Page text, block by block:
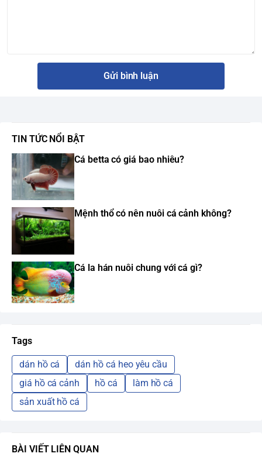
Gửi bình luận
TIN TỨC NỔI BẬT
Cá betta có giá bao nhiêu?
Mệnh thổ có nên nuôi cá cảnh không?
Cá la hán nuôi chung với cá gì?
Tags
dán hồ cá
dán hồ cá heo yêu cầu
giá hồ cá cảnh
hồ cá
làm hồ cá
sản xuất hồ cá
BÀI VIẾT LIÊN QUAN